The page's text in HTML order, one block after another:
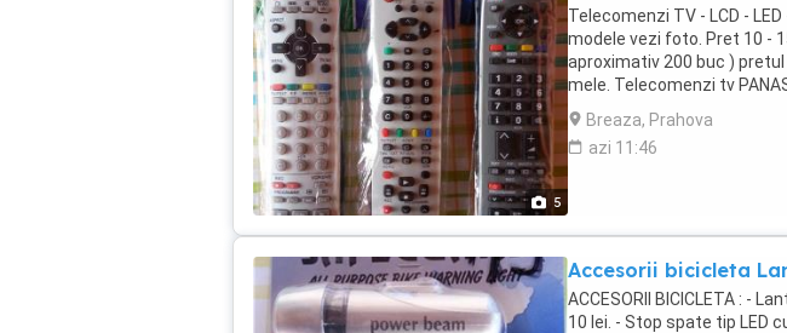
5
Telecomenzi TV - LCD -
modele vezi foto. Pret 10 -
aproximativ 200 buc )
mele. Telecomenzi tv
10 lei buc.
Breaza, Prahova
azi 11:46
Accesorii bicicleta
ACCESORII BICICLETA : -
10 lei. - Stop spate tip LED